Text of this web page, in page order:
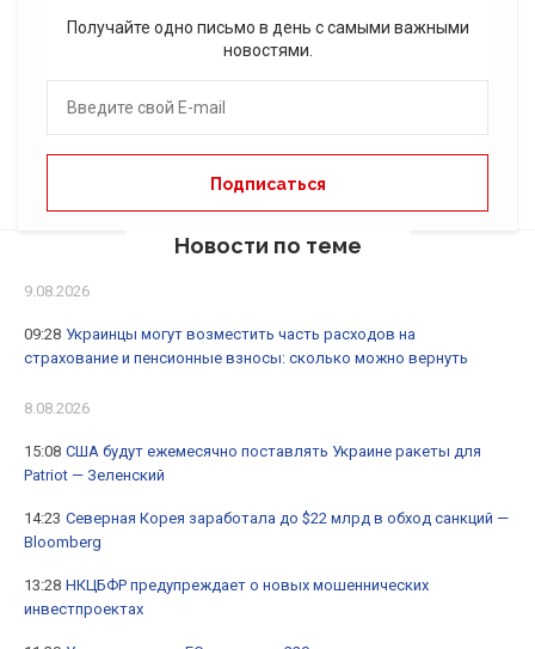
Получайте одно письмо в день с самыми важными
новостями.
Новости по теме
9.08.2026
09:28 Украинцы могут возместить часть расходов на
страхование и пенсионные взносы: сколько можно вернуть
8.08.2026
15:08 США будут ежемесячно поставлять Украине ракеты для
Patriot — Зеленский
14:23 Северная Корея заработала до $22 млрд в обход санкций —
Bloomberg
13:28 НКЦБФР предупреждает о новых мошеннических
инвестпроектах